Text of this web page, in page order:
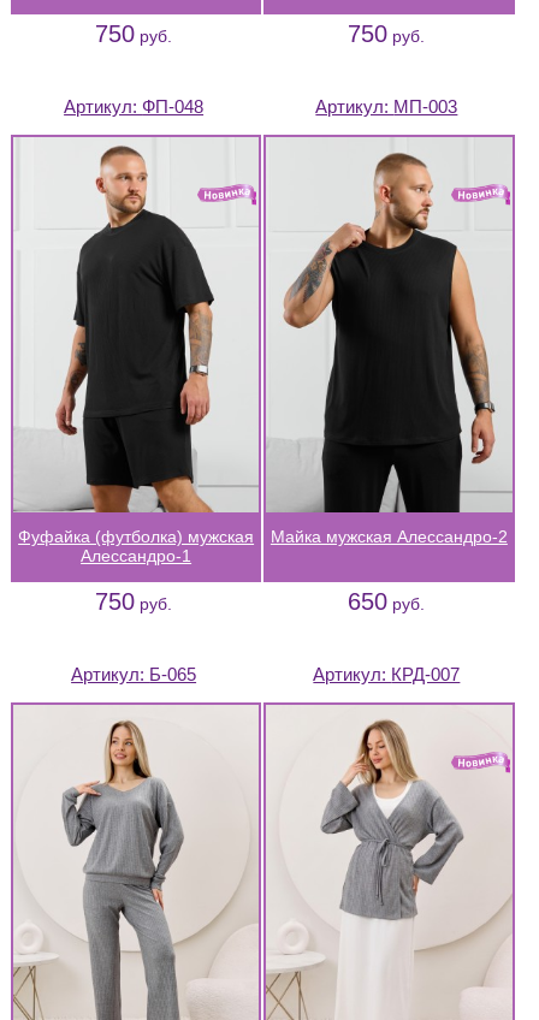
750 руб. 750 руб.
Артикул:ФП-048
Фуфайка (футболка) мужская
Алессандро-1
750 руб.
Артикул: МП-003
Майка мужская Алессандро-2
650 руб.
Артикул: Б-065 Артикул: КРД-007